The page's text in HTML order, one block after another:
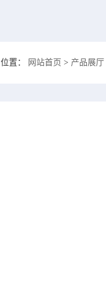
置： 网站首页 > 产品展厅